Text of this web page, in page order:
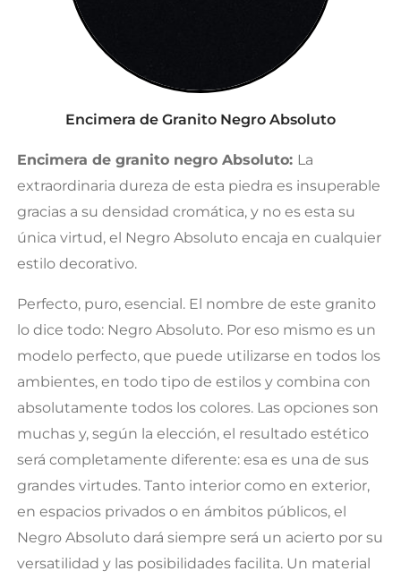
Encimera de Granito Negro Absoluto
Encimera de granito negro Absoluto: La
extraordinaria dureza de esta piedra es insuperable
gracias a su densidad cromática, y no es esta su
única virtud, el Negro Absoluto encaja en cualquier
estilo decorativo.
Perfecto, puro, esencial. El nombre de este granito
lo dice todo: Negro Absoluto. Por eso mismo es un
modelo perfecto, que puede utilizarse en todos los
ambientes, en todo tipo de estilos y combina con
absolutamente todos los colores. Las opciones son
muchas y, según la elección, el resultado estético
será completamente diferente: esa es una de sus
grandes virtudes. Tanto interior como en exterior,
en espacios privados o en ámbitos públicos, el
Negro Absoluto dará siempre será un acierto por su
versatilidad y las posibilidades facilita. Un material